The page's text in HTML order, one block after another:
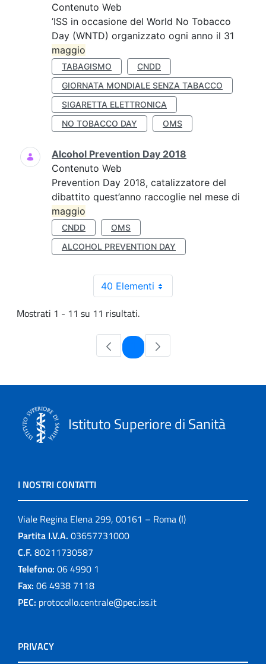
Contenuto Web
’ISS in occasione del World No Tobacco
Day (WNTD) organizzato ogni anno il 31
maggio
TABAGISMO
CNDD
GIORNATA MONDIALE SENZA TABACCO
SIGARETTA ELETTRONICA
NO TOBACCO DAY
OMS
Alcohol Prevention Day 2018
Contenuto Web
Prevention Day 2018, catalizzatore del
dibattito quest’anno raccoglie nel mese di
maggio
CNDD
OMS
ALCOHOL PREVENTION DAY
40 Elementi
Mostrati 1 - 11 su 11 risultati.
Pagina
Istituto Superiore di Sanità
I NOSTRI CONTATTI
Viale Regina Elena 299, 00161 – Roma (I)
Partita I.V.A. 03657731000
C.F. 80211730587
Telefono: 06 4990 1
Fax: 06 4938 7118
PEC: protocollo.centrale@pec.iss.it
PRIVACY